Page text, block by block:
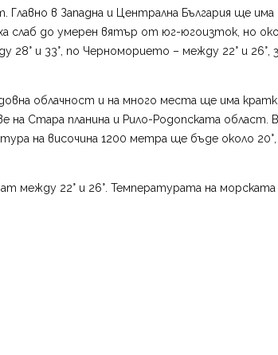
в Западна и Централна България ще
слаб до умерен вятър от юг-югоизток, но
и 33°, по Черноморието – между 22° и 26°,
облачност и на много места ще има
Стара планина и Рило-Родопската област.
на височина 1200 метра ще бъде около
22° и 26°. Температурата на морската